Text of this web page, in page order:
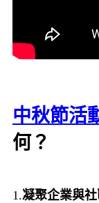
中秋節活
何？
1.凝聚企業與